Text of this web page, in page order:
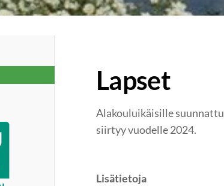
Lapset
Alakouluikäisille suunnattu
siirtyy vuodelle 2024.
Lisätietoja